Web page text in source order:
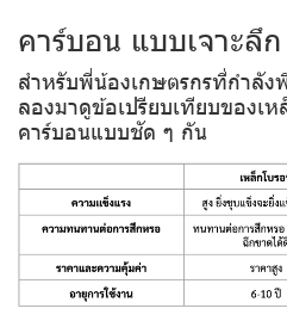
คาร์บอน แบบเจาะลึก
สำหรับพี่น้องเกษตรกรที่กำลัง
ลองมาดูข้อเปรียบเทียบของเ
คาร์บอนแบบชัด ๆ กัน